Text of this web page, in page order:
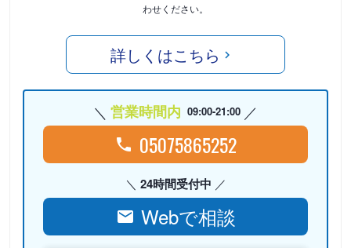
わせください。
詳しくはこちら
営業時間内 09:00-21:00
05075865252
24時間受付中
Webで相談